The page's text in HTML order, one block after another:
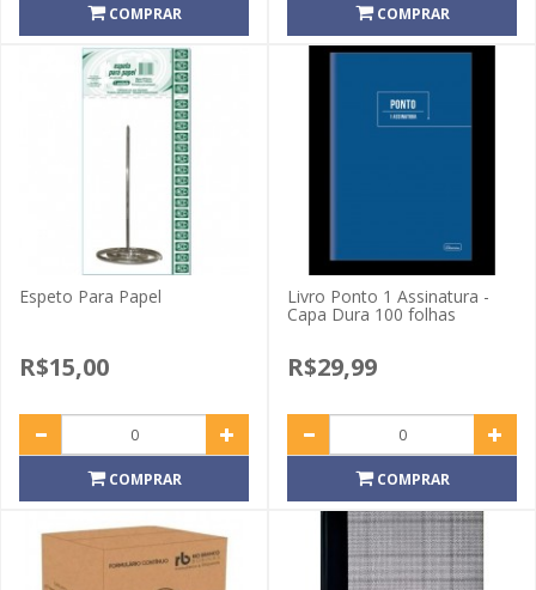
COMPRAR COMPRAR
Espeto Para Papel
R$15,00
COMPRAR
Livro Ponto 1 Assinatura -
Capa Dura 100 folhas
R$29,99
COMPRAR